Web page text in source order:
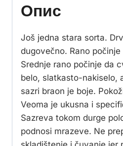
Опис
Još jedna stara sorta.
dugovečno. Rano
Srednje rano počinje da
belo, slatkasto-nakiselo,
sazri braon je boje.
Veoma je ukusna i
Sazreva tokom durge
podnosi mrazeve. Ne